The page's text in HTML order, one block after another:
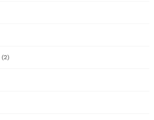
(2)